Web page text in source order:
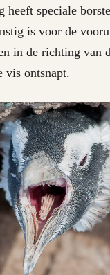
heeft speciale
is voor de
in de richting van
vis ontsnapt.